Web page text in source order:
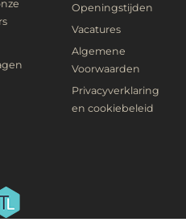
Openingstijden
Vacatures
Algemene
Voorwaarden
Privacyverklaring
en cookiebeleid